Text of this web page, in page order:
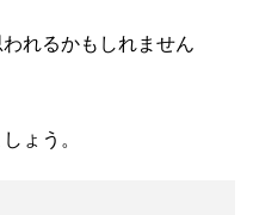
れるかもしれません
ょう。